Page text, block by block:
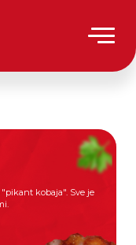
kobaja". Sve je